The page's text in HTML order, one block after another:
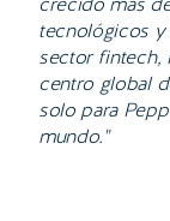
tecnológicos
sector fintech,
centro global
solo para
mundo."